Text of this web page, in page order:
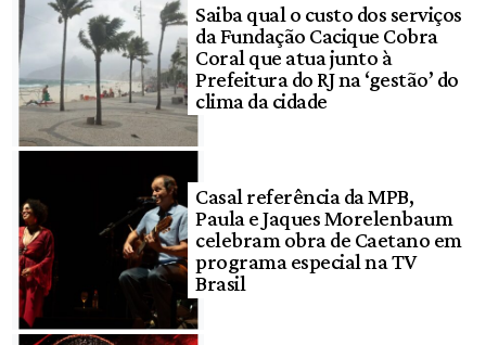
Saiba qual o custo dos serviços
da Fundação Cacique Cobra
Coral que atua junto à
Prefeitura do RJ na ‘gestão’ do
clima da cidade
Casal referência da MPB,
Paula e Jaques Morelenbaum
celebram obra de Caetano em
programa especial na TV
Brasil